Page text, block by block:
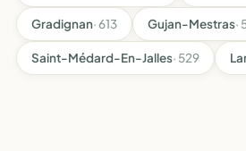
Gradignan· 613 Gujan-Mestras·
Saint-Médard-En-Jalles· 529